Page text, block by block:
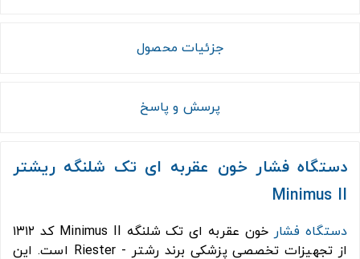
جزئیات محصول
پرسش و پاسخ
دستگاه فشار خون عقربه ای تک شلنگه ریشتر
Minimus II
دستگاه فشار
خون عقربه ای تک شلنگه Minimus II کد ۱۳۱۲
از تجهیزات تخصصی پزشکی برند رشتر - Riester است. این